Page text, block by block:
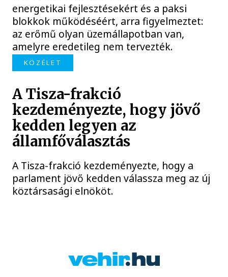
energetikai fejlesztésekért és a paksi
blokkok működéséért, arra figyelmeztet:
az erőmű olyan üzemállapotban van,
amelyre eredetileg nem tervezték.
KÖZÉLET
A Tisza-frakció
kezdeményezte, hogy jövő
kedden legyen az
államfőválasztás
A Tisza-frakció kezdeményezte, hogy a
parlament jövő kedden válassza meg az új
köztársasági elnököt.